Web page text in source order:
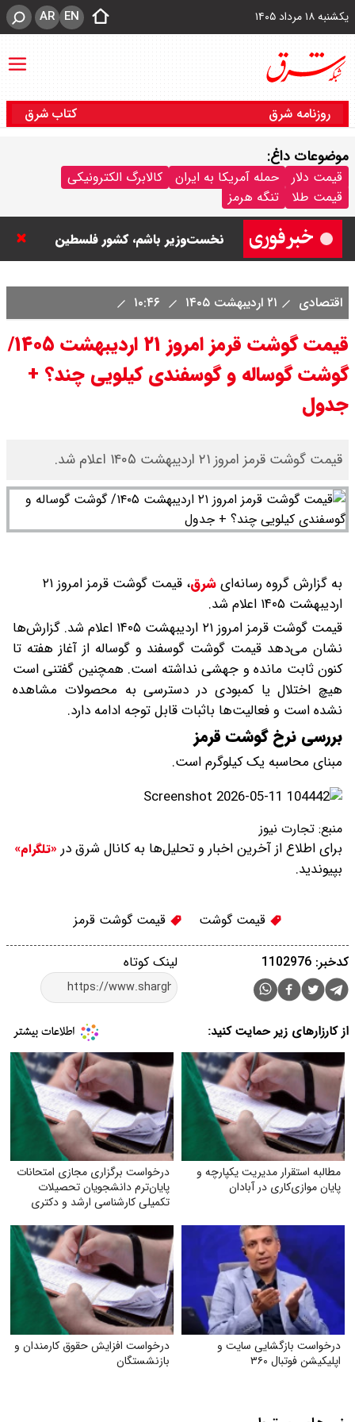
یکشنبه ۱۸ مرداد ۱۴۰۵ EN
AR
روزنامه شرق کتاب شرق
موضوعات داغ:
قیمت دلار حمله آمریکا به ایران
کالابرگ الکترونیکی
قیمت طلا
تنگه هرمز
نتانیاهو: تا زمان خلع سلاح حماس از
غزه خارج نمی‌شویم / تا زمانی که
نخست‌وزیر باشم، کشور فلسطین
ورزشگاه آزادی به نیم فصل اول لیگ
برتر می رسد ؟
سی ان ان گزارش داد : ترامپ ۲ سنگر
دهد؟
بنزین برای دولت چقدر تمام می شود؟
یک ادعا: برخی مالکان اجاره بها را ۶۰
اقتصادی ۲۱ اردیبهشت ۱۴۰۵
قیمت گوشت قرمز امروز ۲۱ اردیبهشت ۱۴۰۵/
گوشت گوساله و گوسفندی کیلویی چند؟ +
جدول
قیمت گوشت قرمز امروز ۲۱ اردیبهشت ۱۴۰۵ اعلام شد.
به گزارش گروه رسانه‌ایشرق،
قیمت گوشت قرمز امروز ۲۱
اردیبهشت ۱۴۰۵ اعلام شد.
قیمت گوشت قرمز امروز ۲۱ اردیبهشت ۱۴۰۵ اعلام شد. گزارش‌ها
نشان می‌دهد قیمت گوشت گوسفند و گوساله از آغاز هفته تا
کنون ثابت مانده و جهشی نداشته است. همچنین گفتنی است
هیچ اختلال یا کمبودی در دسترسی به محصولات مشاهده
نشده است و فعالیت‌ها باثبات قابل توجه ادامه دارد.
بررسی نرخ گوشت قرمز
مبنای محاسبه یک کیلوگرم است.
منبع: تجارت نیوز
برای اطلاع از آخرین اخبار و تحلیل‌ها به کانال شرق در «تلگرام»
بپیوندید.
قیمت گوشت قیمت گوشت قرمز
لینک کوتاه کدخبر: 1102976
از کارزارهای زیر حمایت کنید:
مطالبه استقرار مدیریت یکپارچه و
پایان موازی‌کاری در آبادان
درخواست برگزاری مجازی امتحانات
پایان‌ترم دانشجویان تحصیلات
تکمیلی کارشناسی ارشد و دکتری
درخواست بازگشایی سایت و
اپلیکیشن فوتبال ۳۶۰
درخواست افزایش حقوق کارمندان و
بازنشستگان